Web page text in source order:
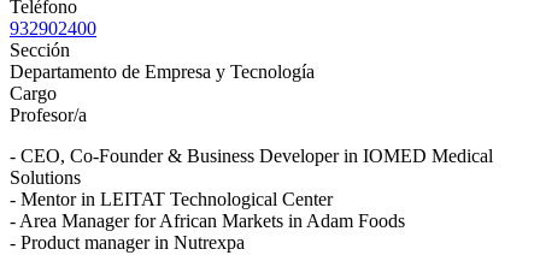
Teléfono
932902400
Sección
Departamento de Empresa y Tecnología
Cargo
Profesor/a
- CEO, Co-Founder & Business Developer in IOMED Medical
Solutions
- Mentor in LEITAT Technological Center
- Area Manager for African Markets in Adam Foods
- Product manager in Nutrexpa